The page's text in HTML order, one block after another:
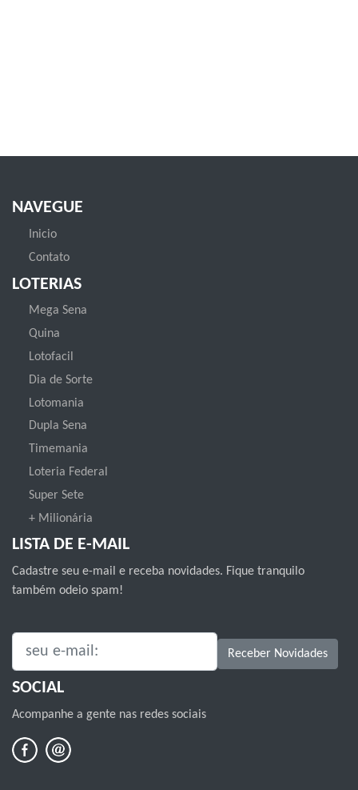
NAVEGUE
Inicio
Contato
LOTERIAS
Mega Sena
Quina
Lotofacil
Dia de Sorte
Lotomania
Dupla Sena
Timemania
Loteria Federal
Super Sete
+ Milionária
LISTA DE E-MAIL
Cadastre seu e-mail e receba novidades. Fique tranquilo
também odeio spam!
SEU E-MAIL: Receber Novidades
SOCIAL
Acompanhe a gente nas redes sociais